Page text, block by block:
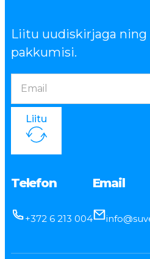
Liitu uudiskirjaga ning
pakkumisi.
Liitu
Telefon
+372 6 213 004
Email